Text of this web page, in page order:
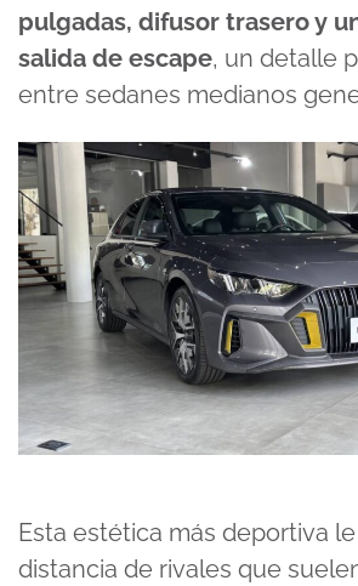
pulgadas, difusor trasero y
salida de escape, un detalle
entre sedanes medianos
Esta estética más deportiva
distancia de rivales que